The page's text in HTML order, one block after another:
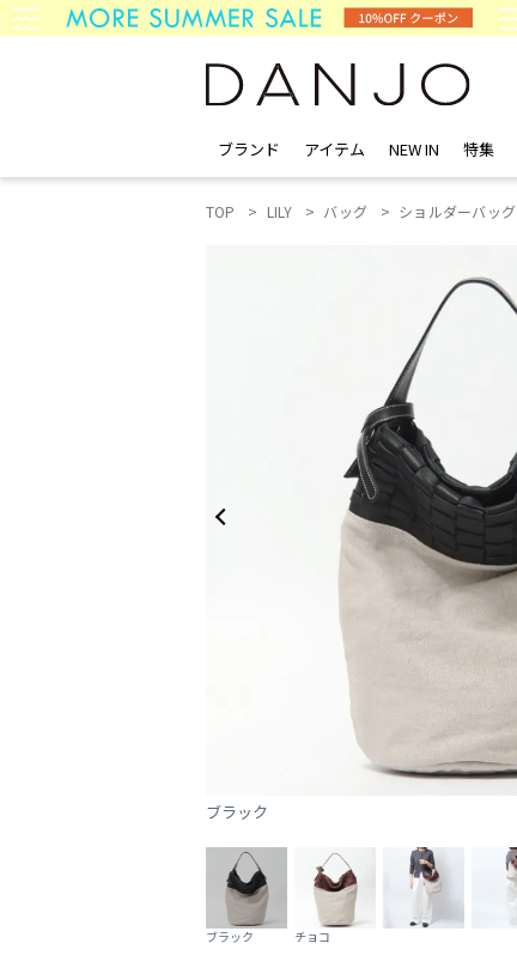
ブランド アイテム NEW IN 特集
TOP LILY バッグ ショルダーバッグ
ブラック
ブラック チョコ